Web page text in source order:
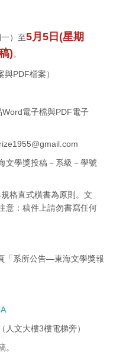
）至5月5日(星期
)。
PDF檔案）
Word電子檔與PDF電子
投稿－系級－學號
格直式橫書為原則。文
意：稿件上請勿書寫任何
「系所公告—東海文學獎報
文大樓3樓電梯旁）